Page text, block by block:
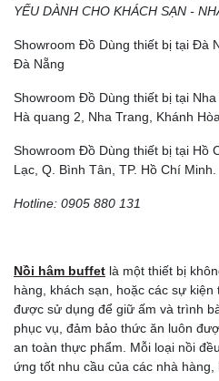
YẾU DÀNH CHO KHÁCH SẠN -
Showroom Đồ Dùng thiết bị tại Đà
Đà Nẵng
Showroom Đồ Dùng thiết bị tại
Hà quang 2, Nha Trang, Khánh Hòa
Showroom Đồ Dùng thiết bị tại Hồ
Lạc, Q. Bình Tân, TP. Hồ Chí Minh.
Hotline: 0905 880 131
Nồi hâm buffet là một thiết bị
hàng, khách sạn, hoặc các sự
được sử dụng để giữ ấm và trình
phục vụ, đảm bảo thức ăn luôn
an toàn thực phẩm. Mỗi loại nồi
ứng tốt nhu cầu của các nhà hàng,